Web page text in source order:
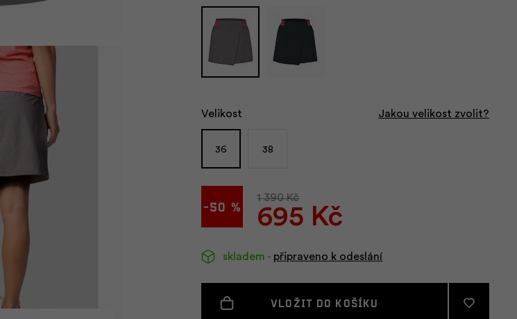
Velikost Jakou velikost zvolit?
36 38
-50 % 1 390 Kč
695 Kč
skladem - připraveno k odeslání
Vložit do košíku